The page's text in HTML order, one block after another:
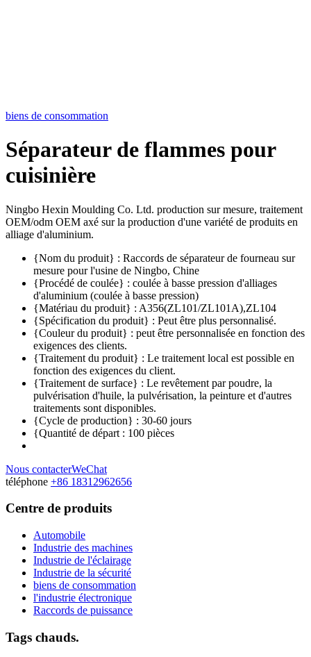
biens de consommation
Séparateur de flammes pour
cuisinière
Ningbo Hexin Moulding Co. Ltd. production sur mesure, traitement
OEM/odm OEM axé sur la production d'une variété de produits en
alliage d'aluminium.
{Nom du produit} : Raccords de séparateur de fourneau sur
mesure pour l'usine de Ningbo, Chine
{Procédé de coulée} : coulée à basse pression d'alliages
d'aluminium (coulée à basse pression)
{Matériau du produit} : A356(ZL101/ZL101A),ZL104
{Spécification du produit} : Peut être plus personnalisé.
{Couleur du produit} : peut être personnalisée en fonction des
exigences des clients.
{Traitement du produit} : Le traitement local est possible en
fonction des exigences du client.
{Traitement de surface} : Le revêtement par poudre, la
pulvérisation d'huile, la pulvérisation, la peinture et d'autres
traitements sont disponibles.
{Cycle de production} : 30-60 jours
{Quantité de départ : 100 pièces
Nous contacterWeChat
téléphone +86 18312962656
Centre de produits
Automobile
Industrie des machines
Industrie de l'éclairage
Industrie de la sécurité
biens de consommation
l'industrie électronique
Raccords de puissance
Tags chauds.